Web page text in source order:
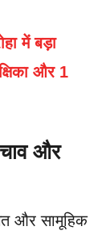
में बड़ा
और 1
और
और सामूहिक